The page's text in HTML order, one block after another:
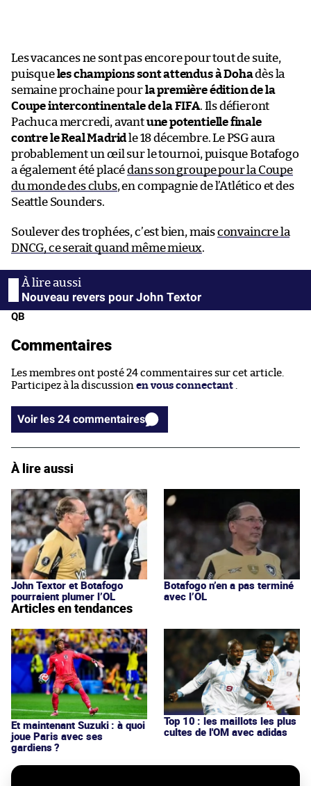
Les vacances ne sont pas encore pour tout de suite,
puisqueles champions sont attendus à Dohadès la
semaine prochaine pourla première édition de la
Coupe intercontinentale de la FIFA. Ils défieront
Pachuca mercredi, avantune potentielle finale
contre le Real Madrid le 18 décembre. Le PSG aura
probablement un œil sur le tournoi, puisque Botafogo
a également été placédans son groupe pour la Coupe
du monde des clubs, en compagnie de l’Atlético et des
Seattle Sounders.
Soulever des trophées, c’est bien, maisconvaincre la
DNCG, ce serait quand même mieux.
Nouveau revers pour John Textor
QB
Commentaires
Les membres ont posté 24 commentaires sur cet article.
Participez à la discussion en vous connectant
Voir les 24 commentaires
À lire aussi
John Textor et Botafogo
pourraient plumer l’OL
Botafogo n’en a pas terminé
avec l’OL
Articles en tendances
Et maintenant Suzuki : à quoi
joue Paris avec ses
gardiens ?
Top 10 : les maillots les plus
cultes de l'OM avec adidas